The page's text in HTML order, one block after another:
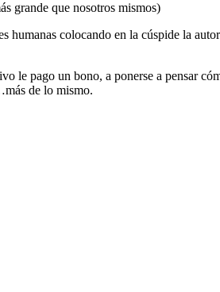
grande que nosotros mismos)
humanas colocando en la cúspide la
le pago un bono, a ponerse a pensar
de lo mismo.